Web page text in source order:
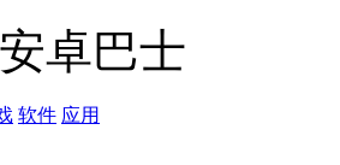
卓巴士
软件 应用